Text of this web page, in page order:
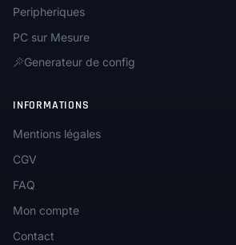
Peripheriques
PC sur Mesure
Generateur de config
INFORMATIONS
Mentions légales
CGV
FAQ
Mon compte
Contact